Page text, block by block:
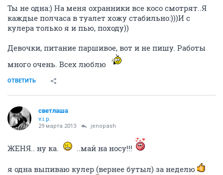
Ты не одна:) На меня охранники все косо смотрят..Я
каждые полчаса в туалет хожу стабильно:)))И с
кулера только я и пью, походу))
Девочки, питание паршивое, вот и не пишу. Работы
много очень. Всех люблю
ОТВЕТИТЬ
светлаша
v.i.p.
29 марта 2013 jenopash
ЖЕНЯ.. ну ка. ..май на носу!!!
я одна выпиваю кулер (вернее бутыл) за неделю